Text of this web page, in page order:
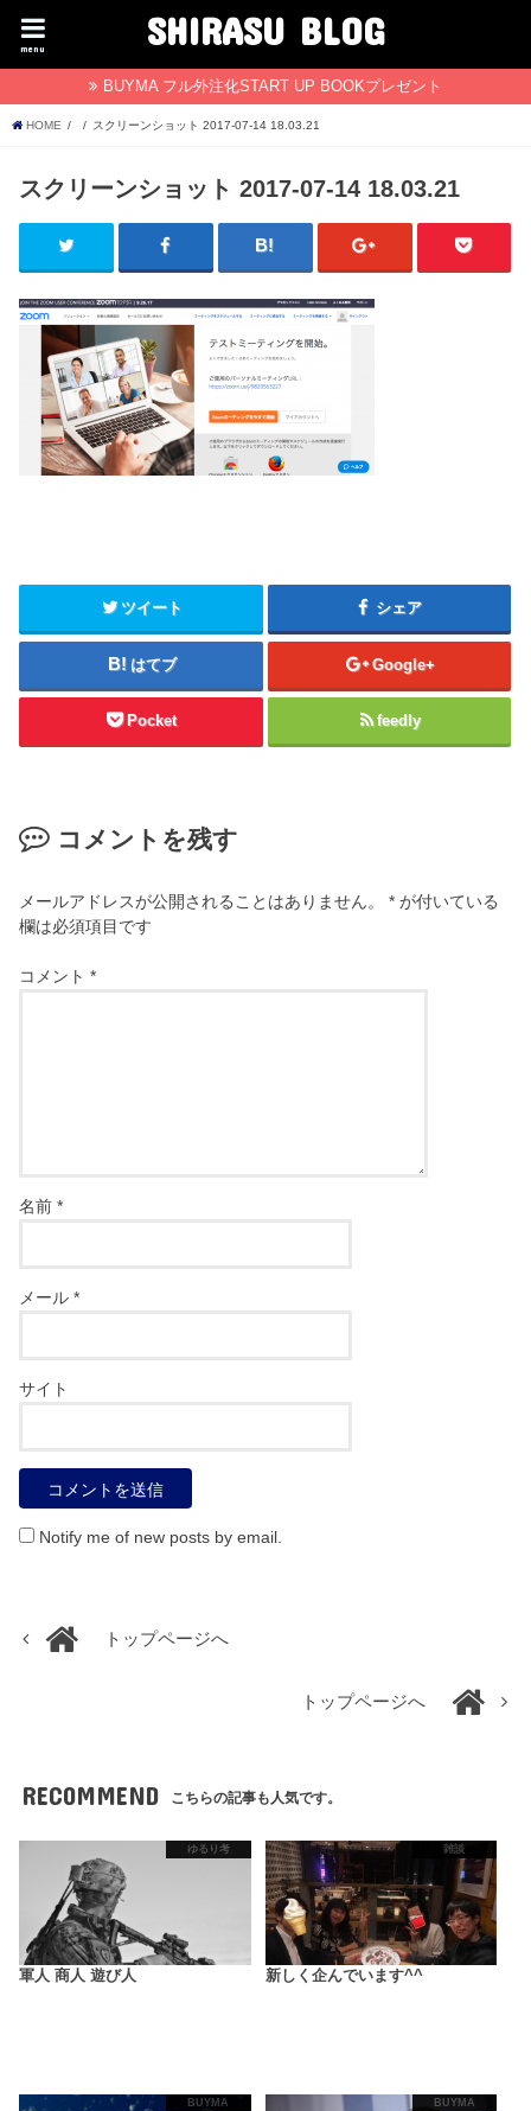
SHIRASU BLOG
menu
BUYMA フル外注化START UP BOOKプレゼント
HOME スクリーンショット 2017-07-14 18.03.21
スクリーンショット 2017-07-14 18.03.21
ツイート シェア
はてブ Google+
Pocket feedly
コメントを残す
メールアドレスが公開されることはありません。 * が付いている
欄は必須項目です
コメント*
名前*
メール*
サイト
Notify me of new posts by email.
トップページへ
トップページへ
RECOMMEND こちらの記事も人気です。
ゆるり考
軍人 商人 遊び人
雑談
新しく企んでいます^^
BUYMA BUYMA